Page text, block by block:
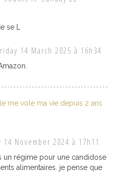
se L
14 March 2025 à 16h34
me vole ma vie depuis 2 ans
November 2024 à 17h11
un régime pour une candidose
alimentaires. je pense que